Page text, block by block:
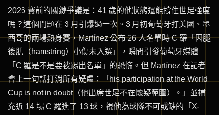
2026 賽前的關鍵爭議是：41 歲的他狀態還能撐住世足強度
嗎？這個問題在 3 月引爆過一次。3 月初葡萄牙打美國、墨
西哥的兩場熱身賽，Martínez 公布 26 人名單時 C 羅「因腿
後肌（hamstring）小傷未入選」，瞬間引發葡萄牙媒體
「C 羅是不是要被踢出名單」的恐慌。但 Martínez 在記者
會上一句話打消所有疑慮：「his participation at the World
Cup is not in doubt（他出席世足不在懷疑範圍）。」並補
充近 14 場 C 羅進了 13 球，視他為球隊不可或缺的「X-